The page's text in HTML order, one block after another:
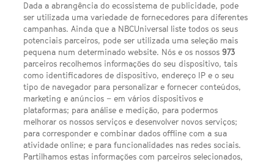
SEGUE-NOS
FACEBOOK
TWITTER
YOUTUBEINSTAGRAM
LINKS ÚTEIS
Escolhas de Anúncios
Política de privacidade
Dada a abrangência do ecossistema de publicidade, pode
ser utilizada uma variedade de fornecedores para diferentes
campanhas. Ainda que a NBCUniversal liste todos os seus
potenciais parceiros, pode ser utilizada uma seleção mais
pequena num determinado website. Nós e os nossos973
parceiros recolhemos informações do seu dispositivo, tais
como identificadores de dispositivo, endereço IP e o seu
tipo de navegador para personalizar e fornecer conteúdos,
marketing e anúncios – em vários dispositivos e
plataformas; para análise e medição, para podermos
melhorar os nossos serviços e desenvolver novos serviços;
para corresponder e combinar dados offline com a sua
atividade online; e para funcionalidades nas redes sociais.
Partilhamos estas informações com parceiros selecionados,